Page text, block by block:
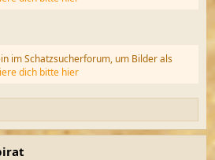
im Schatzsucherforum, um Bilder als
dich bitte hier